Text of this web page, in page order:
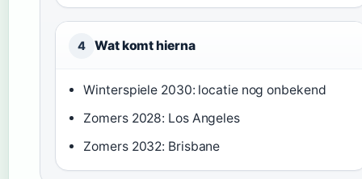
4 Wat komt hierna
Winterspiele 2030: locatie nog onbekend
Zomers 2028: Los Angeles
Zomers 2032: Brisbane